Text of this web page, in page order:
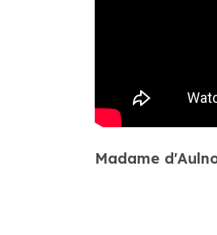
Madame